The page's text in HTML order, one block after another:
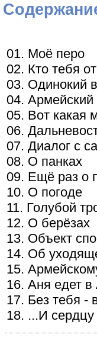
01. Моё перо
02. Кто тебя
03. Одинокий
04.
05. Вот какая
06.
07. Диалог с
08. О панках
09. Ещё раз о
10. О погоде
11. Голубой
12. О берёзах
13. Объект
14. Об
15.
16. Аня едет
17. Без тебя -
18. ...И